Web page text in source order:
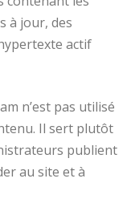
à jour, des
actif
n’est pas utilisé
Il sert plutôt
publient
au site et à